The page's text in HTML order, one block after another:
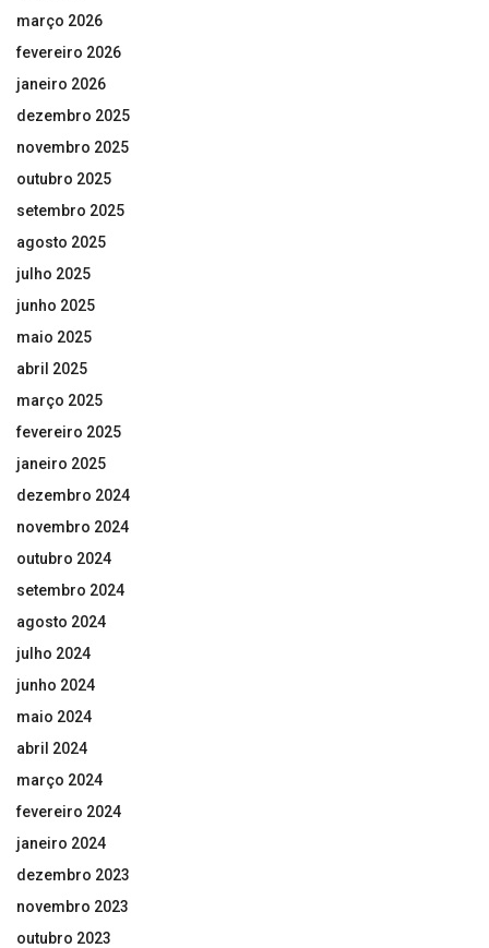
março 2026
fevereiro 2026
janeiro 2026
dezembro 2025
novembro 2025
outubro 2025
setembro 2025
agosto 2025
julho 2025
junho 2025
maio 2025
abril 2025
março 2025
fevereiro 2025
janeiro 2025
dezembro 2024
novembro 2024
outubro 2024
setembro 2024
agosto 2024
julho 2024
junho 2024
maio 2024
abril 2024
março 2024
fevereiro 2024
janeiro 2024
dezembro 2023
novembro 2023
outubro 2023